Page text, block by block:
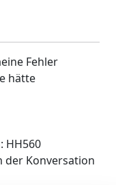
Fehler
hätte
HH560
der Konversation